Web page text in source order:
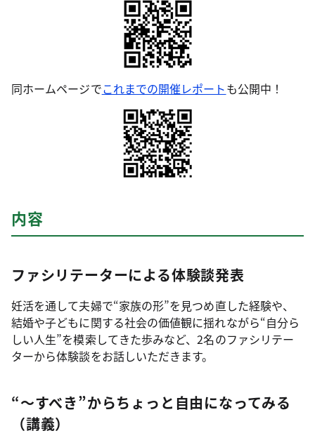
同ホームページでこれまでの開催レポートも公開中！
内容
ファシリテーターによる体験談発表
妊活を通して夫婦で“家族の形”を見つめ直した経験や、
結婚や子どもに関する社会の価値観に揺れながら“自分ら
しい人生”を模索してきた歩みなど、2名のファシリテー
ターから体験談をお話しいただきます。
“～すべき”からちょっと自由になってみる
（講義）